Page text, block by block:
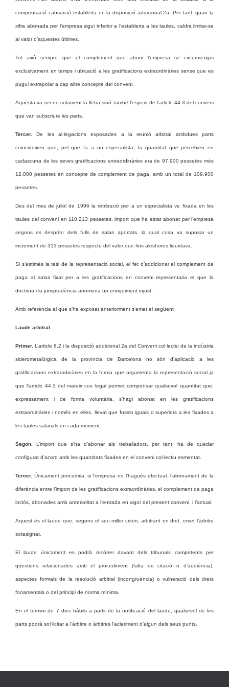
compensació i absorció establerta en la disposició addicional 2a. Per tant, quan la
xifra abonada per l’empresa sigui inferior a l’establerta a les taules, caldrà limitar-se
al valor d’aquestes últimes.
Tot això sempre que el complement que aboni l’empresa se circumscrigui
exclusivament en temps i ubicació a les gratificacions extraordinàries sense que es
pugui extrapolar a cap altre concepte del conveni.
Aquesta va ser no solament la lletra sinó també l’esperit de l’article 44.3 del conveni
que van subscriure les parts.
Tercer. De les al·legacions exposades a la reunió arbitral ambdues parts
coincideixen que, pel que fa a un especialista, la quantitat que percebien en
cadascuna de les seves gratificacions extraordinàries era de 97.900 pessetes més
12.000 pessetes en concepte de complement de paga, amb un total de 109.900
pessetes.
Des del mes de juliol de 1996 la retribució per a un especialista ve fixada en les
taules del conveni en 110.213 pessetes, import que ha estat abonat per l’empresa
segons es desprèn dels fulls de salari aportats, la qual cosa va suposar un
increment de 313 pessetes respecte del valor que fins aleshores liquidava.
Si s’estimés la tesi de la representació social, el fet d’addicionar el complement de
paga al salari fixat per a les gratificacions en conveni representaria el que la
doctrina i la jurisprudència anomena un enriquiment injust.
Amb referència al que s’ha exposat anteriorment s’emet el següent
Laude arbitral
Primer. L’article 6.2 i la disposició addicional 2a del Conveni col·lectiu de la indústria
siderometalúrgica de la província de Barcelona no són d’aplicació a les
gratificacions extraordinàries en la forma que argumenta la representació social ja
que l’article 44.3 del mateix cos legal permet compensar qualsevol quantitat que,
expressament i de forma voluntària, s’hagi abonat en les gratificacions
extraordinàries i només en elles, llevat que fossin iguals o superiors a les fixades a
les taules salarials en cada moment.
Segon. L’import que s’ha d’abonar als treballadors, per tant, ha de quedar
configurat d’acord amb les quantitats fixades en el conveni col·lectiu esmentat.
Tercer. Únicament procediria, si l’empresa no l’hagués efectuat, l’abonament de la
diferència entre l’import de les gratificacions extraordinàries, el complement de paga
inclòs, abonades amb anterioritat a l’entrada en vigor del present conveni, i l’actual.
Aquest és el laude que, segons el seu millor criteri, arbitrant en dret, emet l’àrbitre
sotasignat.
El laude únicament es podrà recórrer davant dels tribunals competents per
qüestions relacionades amb el procediment (falta de citació o d’audiència),
aspectes formals de la resolució arbitral (incongruència) o vulneració dels drets
fonamentals o del principi de norma mínima.
En el termini de 7 dies hàbils a partir de la notificació del laude, qualsevol de les
parts podrà sol·licitar a l’àrbitre o àrbitres l’aclariment d’algun dels seus punts.